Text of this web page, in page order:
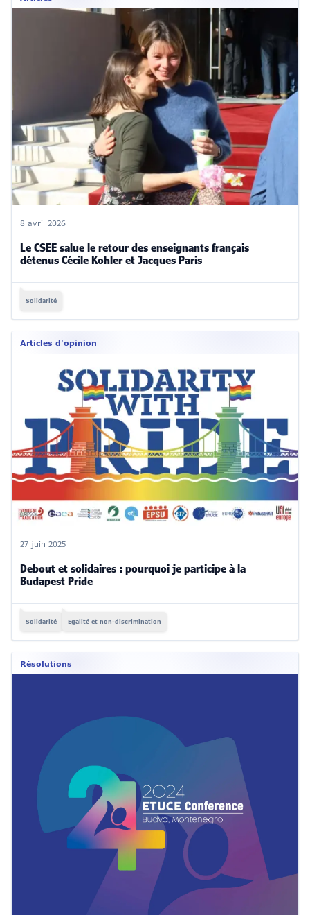
8 avril 2026
Le CSEE salue le retour des enseignants français
détenus Cécile Kohler et Jacques Paris
Solidarité
Articles d'opinion
27 juin 2025
Debout et solidaires : pourquoi je participe à la
Budapest Pride
Solidarité Egalité et non-discrimination
Résolutions